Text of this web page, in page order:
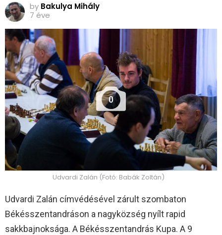
by Bakulya Mihály
7 éve
0
Udvardi Zalán (Fotó: Babák Zoltán)
Udvardi Zalán címvédésével zárult szombaton
Békésszentandráson a nagyközség nyílt rapid
sakkbajnoksága. A Békésszentandrás Kupa. A 9